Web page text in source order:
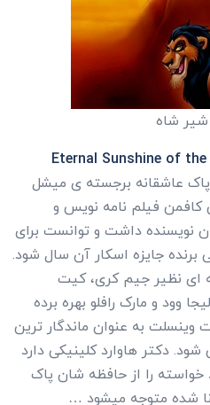
شاه
عاشقانه برجسته ی میشل
کافمن فیلم نامه نویس و
نویسنده داشت و توانست برای
برنده جایزه اسکار آن سال شود.
ای نظیر جیم کری، کیت
وود و مارک رافلو بهره برده
به عنوان ماندگار ترین
دکتر هاوارد کلینیکی دارد
خواسته را از حافظه شان پاک
شده متوجه میشود …